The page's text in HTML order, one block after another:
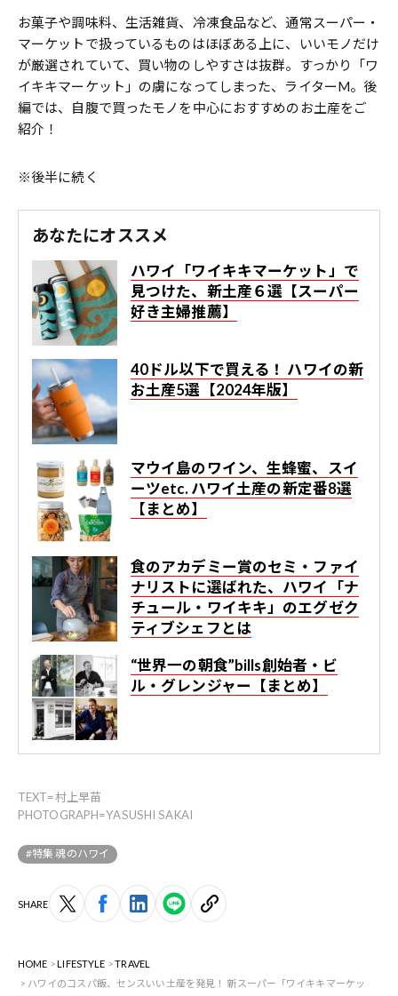
お菓子や調味料、生活雑貨、冷凍食品など、通常スーパー・
マーケットで扱っているものはほぼある上に、いいモノだけ
が厳選されていて、買い物のしやすさは抜群。すっかり「ワ
イキキマーケット」の虜になってしまった、ライターM。後
編では、自腹で買ったモノを中心におすすめのお土産をご
紹介！
※後半に続く
あなたにオススメ
ハワイ「ワイキキマーケット」で
見つけた、新土産６選【スーパー
好き主婦推薦】
40ドル以下で買える！ ハワイの新
お土産5選【2024年版】
マウイ島のワイン、生蜂蜜、スイ
ーツetc. ハワイ土産の新定番8選
【まとめ】
食のアカデミー賞のセミ・ファイ
ナリストに選ばれた、ハワイ「ナ
チュール・ワイキキ」のエグゼク
ティブシェフとは
“世界一の朝食”bills創始者・ビ
ル・グレンジャー【まとめ】
TEXT=村上早苗
PHOTOGRAPH=YASUSHI SAKAI
#特集 魂のハワイ
SHARE
HOME LIFESTYLE
TRAVEL
ハワイのコスパ飯、センスいい土産を発見！ 新スーパー「ワイキキマーケッ